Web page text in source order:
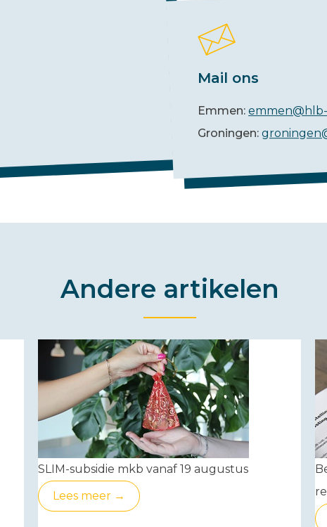
Mail ons
Emmen:
Groningen:
Andere artikelen
SLIM-subsidie mkb vanaf 19 augustus
Lees meer →